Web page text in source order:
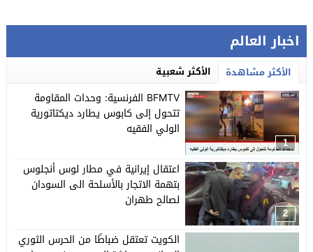
اخبار العالم
الأكثر مشاهدة الأكثر شعبية
1
BFMTV الفرنسية: وحدات المقاومة
تتحول إلى كابوس يطارد ديكتاتورية
الولي الفقيه
2
اعتقال إيرانية في مطار لوس أنجلوس
بتهمة الاتجار بالأسلحة الى السودان
لصالح طهران
الكويت تعتقل ضباطًا من الحرس الثوري